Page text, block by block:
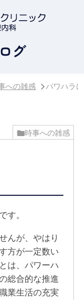
グ
への雑感 パワハラ
時事への雑感
す。
んが、やはり
方が一定数い
は、パワーハ
総合的な推進
業生活の充実